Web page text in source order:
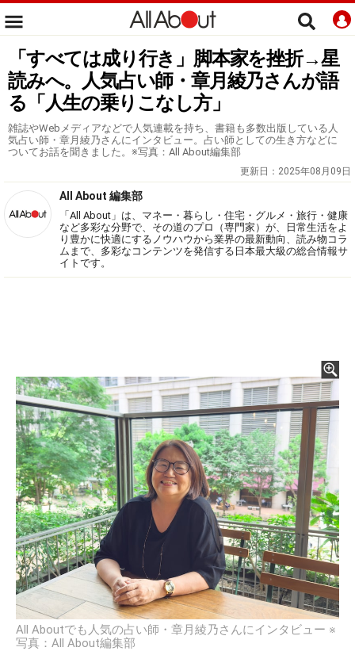
「すべては成り行き」脚本家を挫折→星
読みへ。人気占い師・章月綾乃さんが語
る「人生の乗りこなし方」
雑誌やWebメディアなどで人気連載を持ち、書籍も多数出版している人
気占い師・章月綾乃さんにインタビュー。占い師としての生き方などに
ついてお話を聞きました。※写真：All About編集部
更新日： 2025年08月09日
All About 編集部
「All About」は、マネー・暮らし・住宅・グルメ・旅行・健康
など多彩な分野で、その道のプロ（専門家）が、日常生活をよ
り豊かに快適にするノウハウから業界の最新動向、読み物コラ
ムまで、多彩なコンテンツを発信する日本最大級の総合情報サ
イトです。
All Aboutでも人気の占い師・章月綾乃さんにインタビュー ※
写真：All About編集部